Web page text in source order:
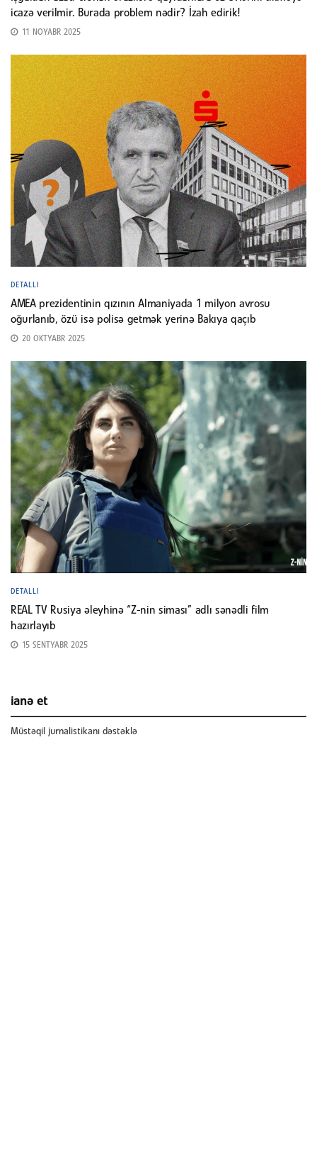
icazə verilmir. Burada problem nədir? İzah edirik!
11 NOYABR 2025
DETALLI
AMEA prezidentinin qızının Almaniyada 1 milyon avrosu
oğurlanıb, özü isə polisə getmək yerinə Bakıya qaçıb
20 OKTYABR 2025
DETALLI
REAL TV Rusiya əleyhinə “Z-nin siması” adlı sənədli film
hazırlayıb
15 SENTYABR 2025
ianə et
Müstəqil jurnalistikanı dəstəklə